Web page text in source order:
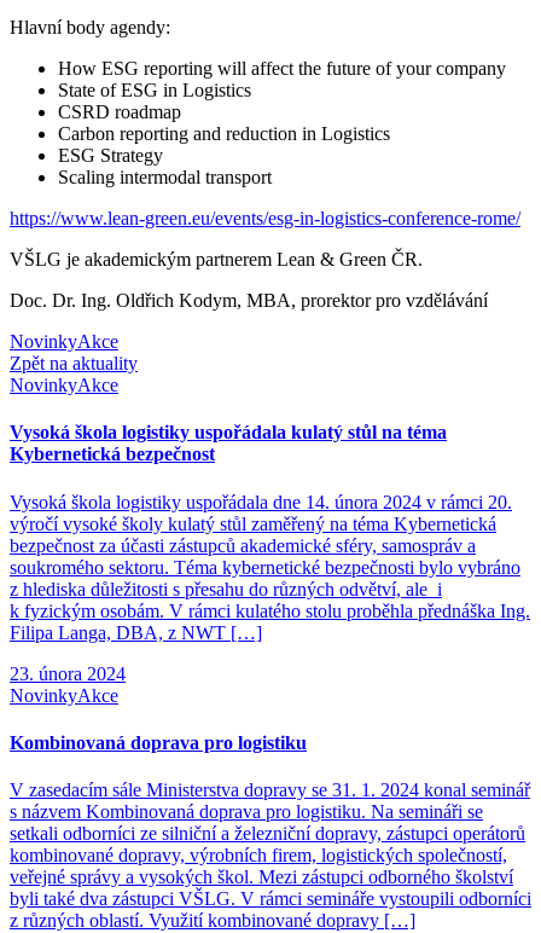
Hlavní body agendy:
How ESG reporting will affect the future of your company
State of ESG in Logistics
CSRD roadmap
Carbon reporting and reduction in Logistics
ESG Strategy
Scaling intermodal transport
https://www.lean-green.eu/events/esg-in-logistics-conference-rome/
VŠLG je akademickým partnerem Lean & Green ČR.
Doc. Dr. Ing. Oldřich Kodym, MBA, prorektor pro vzdělávání
NovinkyAkce
Zpět na aktuality
NovinkyAkce
Vysoká škola logistiky uspořádala kulatý stůl na téma
Kybernetická bezpečnost
Vysoká škola logistiky uspořádala dne 14. února 2024 v rámci 20.
výročí vysoké školy kulatý stůl zaměřený na téma Kybernetická
bezpečnost za účasti zástupců akademické sféry, samospráv a
soukromého sektoru. Téma kybernetické bezpečnosti bylo vybráno
z hlediska důležitosti s přesahu do různých odvětví, ale i
k fyzickým osobám. V rámci kulatého stolu proběhla přednáška Ing.
Filipa Langa, DBA, z NWT […]
23. února 2024
NovinkyAkce
Kombinovaná doprava pro logistiku
V zasedacím sále Ministerstva dopravy se 31. 1. 2024 konal seminář
s názvem Kombinovaná doprava pro logistiku. Na semináři se
setkali odborníci ze silniční a železniční dopravy, zástupci operátorů
kombinované dopravy, výrobních firem, logistických společností,
veřejné správy a vysokých škol. Mezi zástupci odborného školství
byli také dva zástupci VŠLG. V rámci semináře vystoupili odborníci
z různých oblastí. Využití kombinované dopravy […]